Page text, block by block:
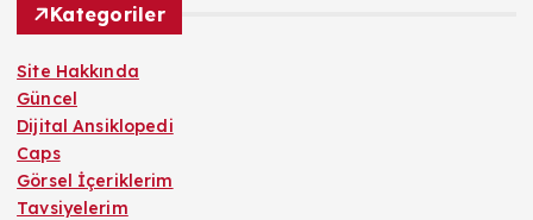
Kategoriler
Site Hakkında
Güncel
Dijital Ansiklopedi
Caps
Görsel İçeriklerim
Tavsiyelerim